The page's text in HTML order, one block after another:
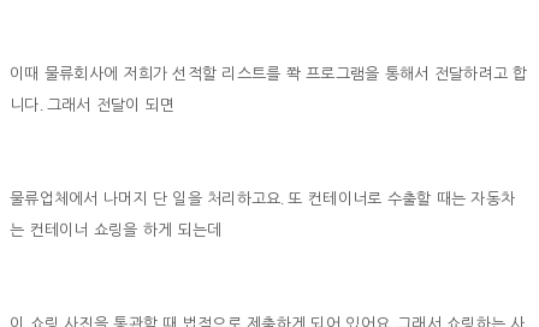
이때 물류회사에 저희가 선적할 리스트를 쫙 프로그램을 통해서 전달하려고 합
니다. 그래서 전달이 되면
물류업체에서 나머지 단 일을 처리하고요.또 컨테이너로 수출할 때는 자동차
는 컨테이너 쇼링을 하게 되는데